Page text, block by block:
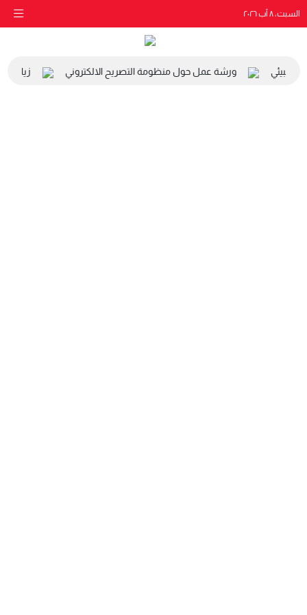
السبت، ٨ آب ٢٠٢٦
والبيئي ورشة عمل حول منظومة التصريح الالكتروني زيارة